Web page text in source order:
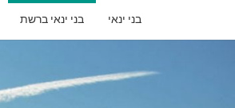
בני ינאי ברשת בני ינאי